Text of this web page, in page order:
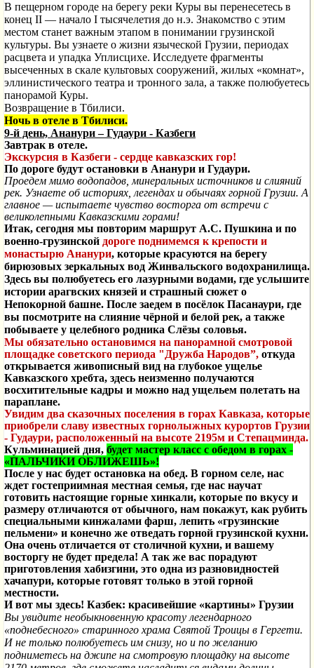
В пещерном городе на берегу реки Куры вы перенесетесь в
конец II — начало I тысячелетия до н.э. Знакомство с этим
местом станет важным этапом в понимании грузинской
культуры. Вы узнаете о жизни языческой Грузии, периодах
расцвета и упадка Уплисцихе. Исследуете фрагменты
высеченных в скале культовых сооружений, жилых «комнат»,
эллинистического театра и тронного зала, а также полюбуетесь
панорамой Куры.
Возвращение в Тбилиси.
Ночь в отеле в Тбилиси.
9-й день, Ананури – Гудаури - Казбеги
Завтрак в отеле.
Экскурсия в Казбеги - сердце кавказских гор!
По дороге будут остановки в Ананури и Гудаури.
Проедем мимо водопадов, минеральных источников и слияний
рек. Узнаете об историях, легендах и обычаях горной Грузии. А
главное — испытаете чувство восторга от встречи с
великолепными Кавказскими горами!
Итак, сегодня мы повторим маршрут А.С. Пушкина и по
военно-грузинской дороге поднимемся к крепости и
монастырю Ананури, которые красуются на берегу
бирюзовых зеркальных вод Жинвальского водохранилища.
Здесь вы полюбуетесь его лазурными водами, где услышите
истории арагвских князей и страшный сюжет о
Непокорной башне. После заедем в посёлок Пасанаури, где
вы посмотрите на слияние чёрной и белой рек, а также
побываете у целебного родника Слёзы соловья.
Мы обязательно остановимся на панорамной смотровой
площадке советского периода "Дружба Народов”, откуда
открывается живописный вид на глубокое ущелье
Кавказского хребта, здесь неизменно получаются
восхитительные кадры и можно над ущельем полетать на
параплане.
Увидим два сказочных поселения в горах Кавказа, которые
приобрели славу известных горнолыжных курортов Грузии
- Гудаури, расположенный на высоте 2195м и Степацминда.
Кульминацией дня, будет мастер класс с обедом в горах -
«ПАЛЬЧИКИ ОБЛИЖЕШЬ»!
После у нас будет остановка на обед. В горном селе, нас
ждет гостеприимная местная семья, где нас научат
готовить настоящие горные хинкали, которые по вкусу и
размеру отличаются от обычного, нам покажут, как рубить
специальными кинжалами фарш, лепить «грузинские
пельмени» и конечно же отведать горной грузинской кухни.
Она очень отличается от столичной кухни, и вашему
восторгу не будет предела! А так же вас порадуют
приготовления хабизгини, это одна из разновидностей
хачапури, которые готовят только в этой горной
местности.
И вот мы здесь! Казбек: красивейшие «картины» Грузии
Вы увидите необыкновенную красоту легендарного
«поднебесного» старинного храма Святой Троицы в Гергети.
И не только полюбуетесь им снизу, но и по желанию
подниметесь на джипе на смотровую площадку на высоте